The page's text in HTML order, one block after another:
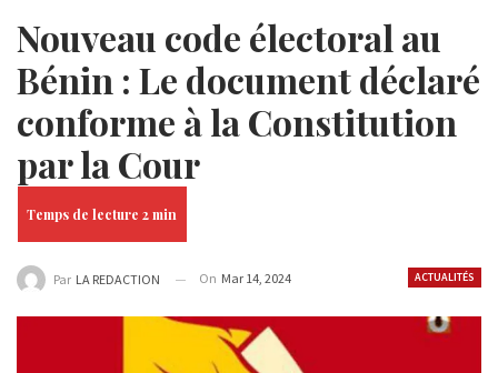
Nouveau code électoral au
Bénin : Le document déclaré
conforme à la Constitution
par la Cour
ACTUALITÉS
Par LA REDACTION On Mar 14, 2024